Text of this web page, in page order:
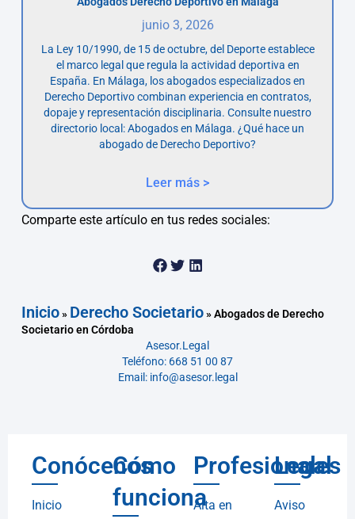
junio 3, 2026
La Ley 10/1990, de 15 de octubre, del Deporte establece
el marco legal que regula la actividad deportiva en
España. En Málaga, los abogados especializados en
Derecho Deportivo combinan experiencia en contratos,
dopaje y representación disciplinaria. Consulte nuestro
directorio local: Abogados en Málaga. ¿Qué hace un
abogado de Derecho Deportivo?
Leer más >
Comparte este artículo en tus redes sociales:
Inicio» Derecho Societario»Abogados de Derecho
Societario en Córdoba
Asesor.Legal
Teléfono: 668 51 00 87
Email: info@asesor.legal
Conócenos
Inicio
Cómo
funciona
Profesionales
Alta en
Legal
Aviso